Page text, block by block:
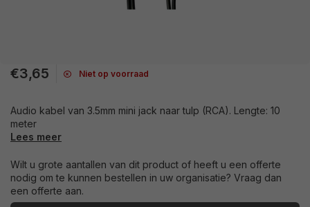
€3,65 Niet op voorraad
Audio kabel van 3.5mm mini jack naar tulp (RCA). Lengte: 10
meter
Lees meer
Wilt u grote aantallen van dit product of heeft u een offerte
nodig om te kunnen bestellen in uw organisatie? Vraag dan
een offerte aan.